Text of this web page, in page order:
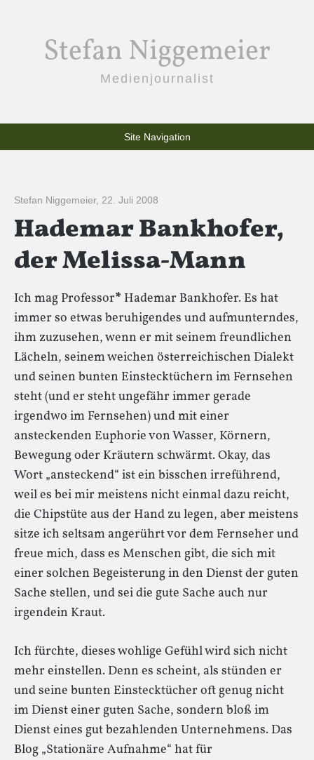
Stefan Niggemeier
Medienjournalist
Site Navigation
Stefan Niggemeier, 22. Juli 2008
Hademar Bankhofer,
der Melissa-Mann
Ich mag Professor* Hademar Bankhofer. Es hat
immer so etwas beruhigendes und aufmunterndes,
ihm zuzusehen, wenn er mit seinem freundlichen
Lächeln, seinem weichen österreichischen Dialekt
und seinen bunten Einstecktüchern im Fernsehen
steht (und er steht ungefähr immer gerade
irgendwo im Fernsehen) und mit einer
ansteckenden Euphorie von Wasser, Körnern,
Bewegung oder Kräutern schwärmt. Okay, das
Wort „ansteckend“ ist ein bisschen irreführend,
weil es bei mir meistens nicht einmal dazu reicht,
die Chipstüte aus der Hand zu legen, aber meistens
sitze ich seltsam angerührt vor dem Fernseher und
freue mich, dass es Menschen gibt, die sich mit
einer solchen Begeisterung in den Dienst der guten
Sache stellen, und sei die gute Sache auch nur
irgendein Kraut.
Ich fürchte, dieses wohlige Gefühl wird sich nicht
mehr einstellen. Denn es scheint, als stünden er
und seine bunten Einstecktücher oft genug nicht
im Dienst einer guten Sache, sondern bloß im
Dienst eines gut bezahlenden Unternehmens. Das
Blog „Stationäre Aufnahme“ hat für